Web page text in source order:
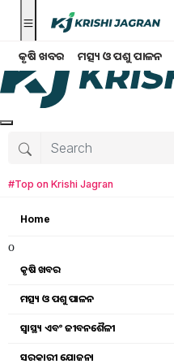
କୃଷି ଖବର ମତ୍ସ୍ୟ ଓ ପଶୁ ପାଳନ
#Top on Krishi Jagran
Home
o
କୃଷି ଖବର
ମତ୍ସ୍ୟ ଓ ପଶୁ ପାଳନ
ସ୍ୱାସ୍ଥ୍ୟ ଏବଂ ଜୀବନଶୈଳୀ
ସରକାରୀ ଯୋଜନା
Search for:
Jal Jeevan Mission